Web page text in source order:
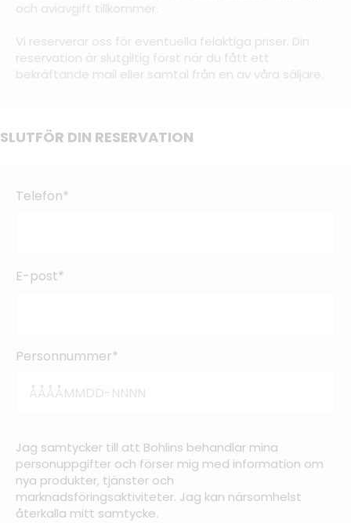
och aviavgift tillkommer.
Vi reserverar oss för eventuella felaktiga priser. Din
reservation är slutgiltig först när du fått ett
bekräftande mail eller samtal från en av våra säljare.
SLUTFÖR DIN RESERVATION
Telefon*
E-post*
Personnummer*
Jag samtycker till att Bohlins behandlar mina
personuppgifter och förser mig med information om
nya produkter, tjänster och
marknadsföringsaktiviteter. Jag kan närsomhelst
återkalla mitt samtycke.